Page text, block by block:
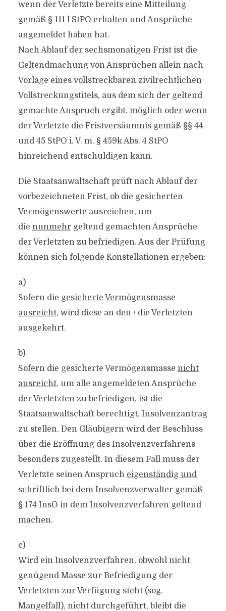
wenn der Verletzte bereits eine Mitteilung
gemäß § 111 l StPO erhalten und Ansprüche
angemeldet haben hat.
Nach Ablauf der sechsmonatigen Frist ist die
Geltendmachung von Ansprüchen allein nach
Vorlage eines vollstreckbaren zivilrechtlichen
Vollstreckungstitels, aus dem sich der geltend
gemachte Anspruch ergibt, möglich oder wenn
der Verletzte die Fristversäumnis gemäß §§ 44
und 45 StPO i. V. m. § 459k Abs. 4 StPO
hinreichend entschuldigen kann.
Die Staatsanwaltschaft prüft nach Ablauf der
vorbezeichneten Frist, ob die gesicherten
Vermögenswerte ausreichen, um
die nunmehrgeltend gemachten Ansprüche
der Verletzten zu befriedigen. Aus der Prüfung
können sich folgende Konstellationen ergeben:
a)
Sofern die gesicherte Vermögensmasse
ausreicht, wird diese an den / die Verletzten
ausgekehrt.
b)
Sofern die gesicherte Vermögensmasse nicht
ausreicht, um alle angemeldeten Ansprüche
der Verletzten zu befriedigen, ist die
Staatsanwaltschaft berechtigt, Insolvenzantrag
zu stellen. Den Gläubigern wird der Beschluss
über die Eröffnung des Insolvenzverfahrens
besonders zugestellt. In diesem Fall muss der
Verletzte seinen Anspruch eigenständig und
schriftlichbei dem Insolvenzverwalter gemäß
§ 174 InsO in dem Insolvenzverfahren geltend
machen.
c)
Wird ein Insolvenzverfahren, obwohl nicht
genügend Masse zur Befriedigung der
Verletzten zur Verfügung steht (sog.
Mangelfall), nicht durchgeführt, bleibt die